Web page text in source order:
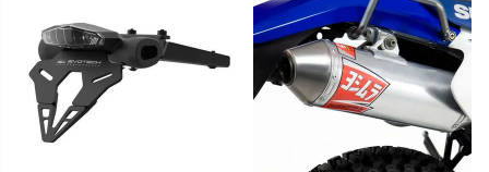
PRN015363-016647-10
PRN015363-016647-11
PRN015363-016647-12
PRN015363-016647-12
PRN015363-016647-13
PRN015363-016647-14